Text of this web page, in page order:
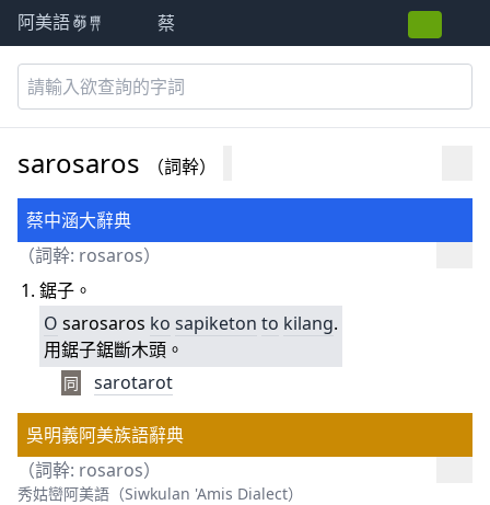
阿美語萌典 蔡
sarosaros （詞幹）
蔡中涵大辭典
（詞幹: rosaros）
鋸子。
O sarosaros ko sapiketon to kilang.
用鋸子鋸斷木頭。
同 sarotarot
吳明義阿美族語辭典
（詞幹: rosaros）
秀姑巒阿美語（Siwkulan 'Amis Dialect）